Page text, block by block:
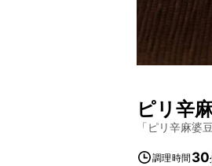
ピリ辛
「ピリ辛麻婆
調理時間 30